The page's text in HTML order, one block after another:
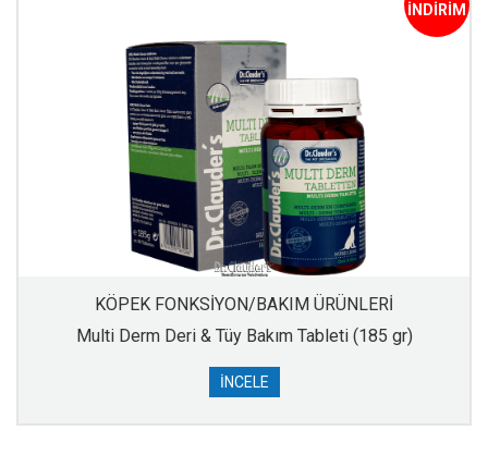
İNDİRİM
KÖPEK FONKSİYON/BAKIM ÜRÜNLERİ
Multi Derm Deri & Tüy Bakım Tableti (185 gr)
İNCELE